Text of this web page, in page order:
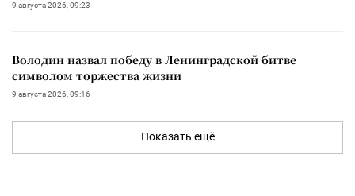
9 августа 2026, 09:23
Володин назвал победу в Ленинградской битве
символом торжества жизни
9 августа 2026, 09:16
Показать ещё